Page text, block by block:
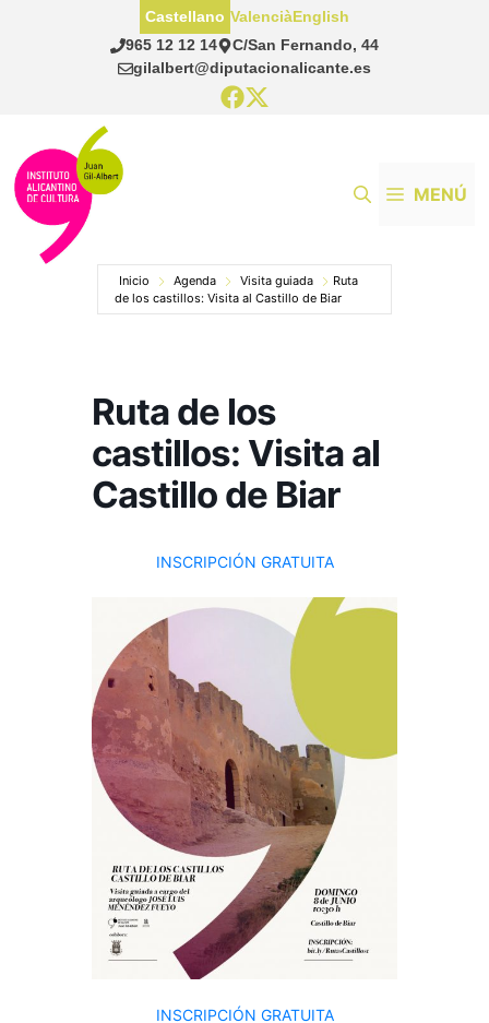
965 12 12 14
C/San Fernando, 44
gilalbert@diputacionalicante.es
Castellano ValenciàEnglish
MENÚ
Inicio Agenda Visita guiada
Ruta
de los castillos: Visita al Castillo de Biar
Ruta de los
castillos: Visita al
Castillo de Biar
INSCRIPCIÓN GRATUITA
INSCRIPCIÓN GRATUITA